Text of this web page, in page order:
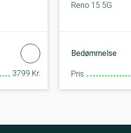
3799 Kr.
Reno 15 5G
Bedømmelse
Pris